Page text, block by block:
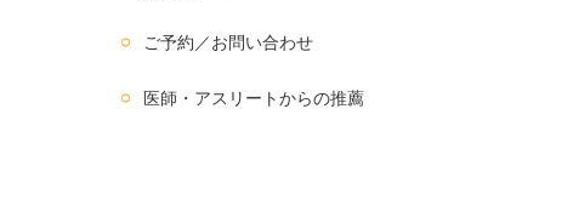
ご予約／お問い合わせ
医師・アスリートからの推薦